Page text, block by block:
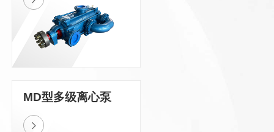
MD型多级离心泵